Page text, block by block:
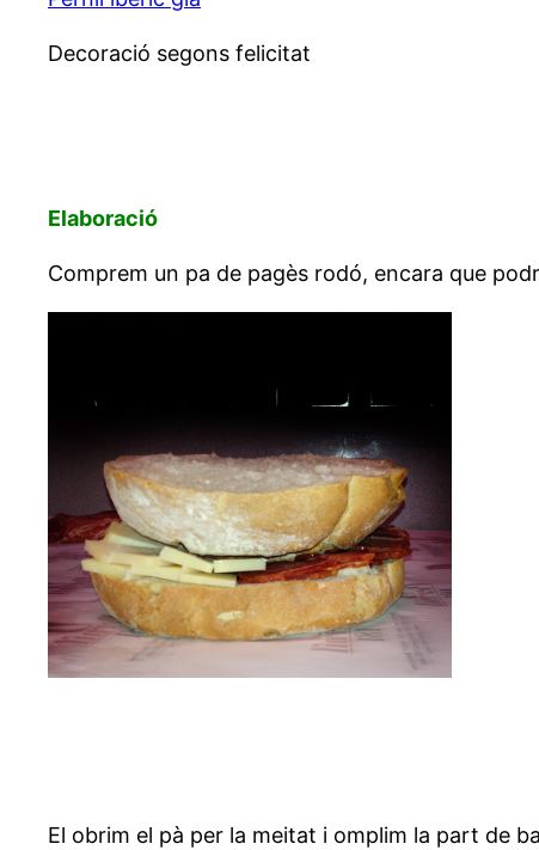
Decoració segons felicitat
Elaboració
Comprem un pa de pagès rodó, encara que
El obrim el pà per la meitat i omplim la part de